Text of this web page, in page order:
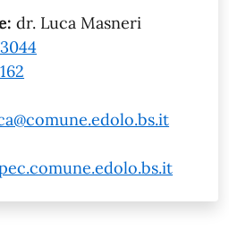
dr. Luca Masneri